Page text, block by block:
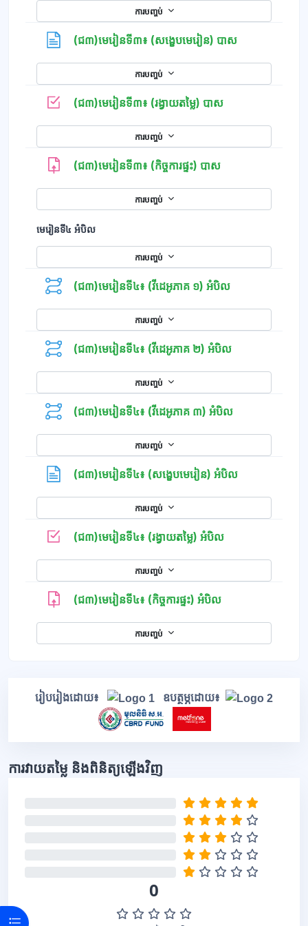
Open course index
ការបញ្ចប់
(ជ៣)មេរៀនទី៣៖ (សង្ខេបមេរៀន) បាសទំព័រ
ការបញ្ចប់
(ជ៣)មេរៀនទី៣៖ (រង្វាយតម្លៃ) បាសកម្រងសំណួរ
ការបញ្ចប់
(ជ៣)មេរៀនទី៣៖ (កិច្ចការផ្ទះ) បាស
ការបញ្ចប់
ការបញ្ចប់
មេរៀនទី៤ អំបិល
(ជ៣)មេរៀនទី៤៖ (វីដេអូភាគ ១) អំបិល
ការបញ្ចប់
(ជ៣)មេរៀនទី៤៖ (វីដេអូភាគ ២) អំបិល
ការបញ្ចប់
(ជ៣)មេរៀនទី៤៖ (វីដេអូភាគ ៣) អំបិល
ការបញ្ចប់
(ជ៣)មេរៀនទី៤៖ (សង្ខេបមេរៀន) អំបិលទំព័រ
ការបញ្ចប់
(ជ៣)មេរៀនទី៤៖ (រង្វាយតម្លៃ) អំបិលកម្រងសំណួរ
ការបញ្ចប់
(ជ៣)មេរៀនទី៤៖ (កិច្ចការផ្ទះ) អំបិល
ការបញ្ចប់
រៀបរៀងដោយ៖ ឧបត្ថម្ភដោយ៖
រំលង ការវាយតម្លៃ និងពិនិត្យឡើងវិញ
ការវាយតម្លៃ និងពិនិត្យឡើងវិញ
0